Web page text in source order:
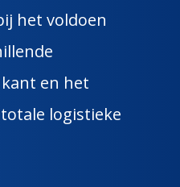
het voldoen
en het
logistieke